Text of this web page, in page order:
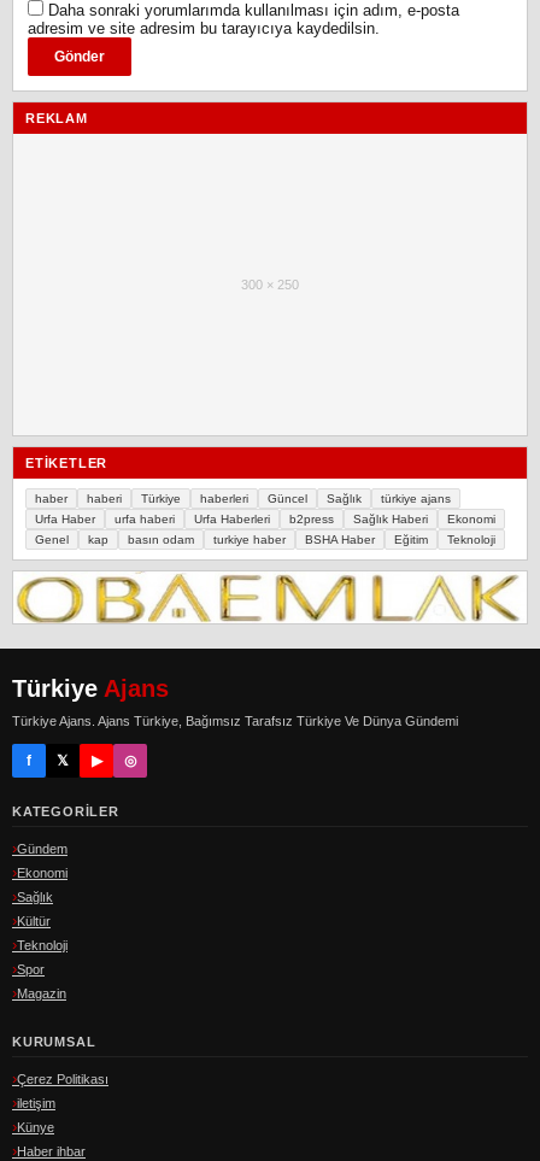
Daha sonraki yorumlarımda kullanılması için adım, e-posta
adresim ve site adresim bu tarayıcıya kaydedilsin.
REKLAM
300 × 250
ETIKETLER
haber haberi Türkiye haberleri Güncel Sağlık
türkiye ajans
Urfa Haber
urfa haberi Urfa Haberleri b2press Sağlık Haberi
Ekonomi
Genel
kap basın odam turkiye haber BSHA Haber Eğitim Teknoloji
Türkiye Ajans
Türkiye Ajans. Ajans Türkiye, Bağımsız Tarafsız Türkiye Ve Dünya Gündemi
f 𝕏 ▶ ◎
KATEGORILER
Gündem
Ekonomi
Sağlık
Kültür
Teknoloji
Spor
Magazin
KURUMSAL
Çerez Politikası
iletişim
Künye
Haber ihbar